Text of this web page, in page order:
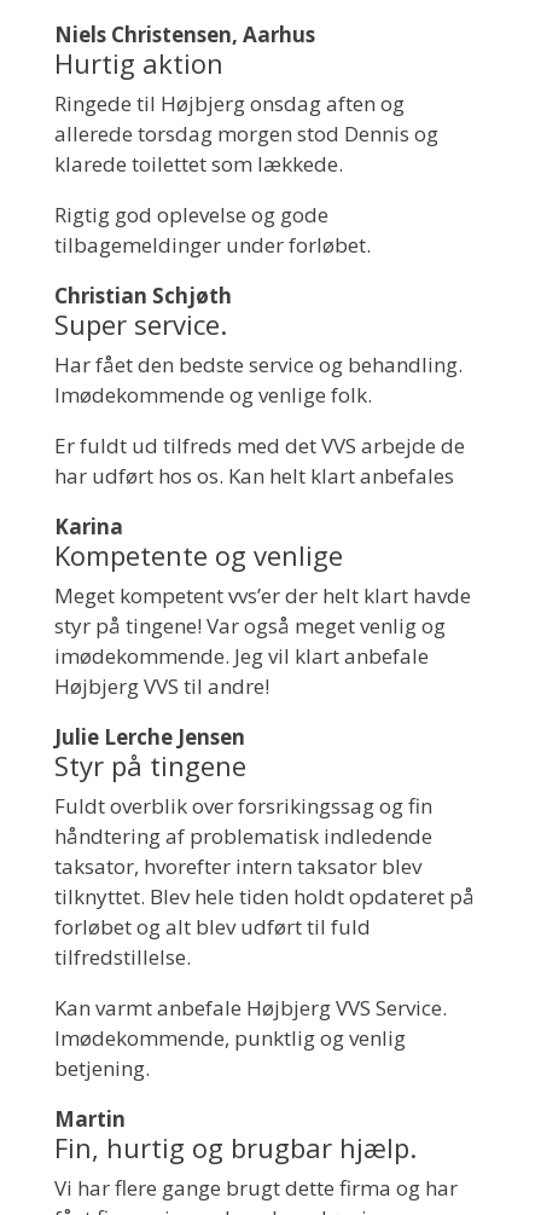
Niels Christensen, Aarhus
Hurtig aktion
Ringede til Højbjerg onsdag aften og
allerede torsdag morgen stod Dennis og
klarede toilettet som lækkede.
Rigtig god oplevelse og gode
tilbagemeldinger under forløbet.
Christian Schjøth
Super service.
Har fået den bedste service og behandling.
Imødekommende og venlige folk.
Er fuldt ud tilfreds med det VVS arbejde de
har udført hos os. Kan helt klart anbefales
Karina
Kompetente og venlige
Meget kompetent vvs’er der helt klart havde
styr på tingene! Var også meget venlig og
imødekommende. Jeg vil klart anbefale
Højbjerg VVS til andre!
Julie Lerche Jensen
Styr på tingene
Fuldt overblik over forsrikingssag og fin
håndtering af problematisk indledende
taksator, hvorefter intern taksator blev
tilknyttet. Blev hele tiden holdt opdateret på
forløbet og alt blev udført til fuld
tilfredstillelse.
Kan varmt anbefale Højbjerg VVS Service.
Imødekommende, punktlig og venlig
betjening.
Martin
Fin, hurtig og brugbar hjælp.
Vi har flere gange brugt dette firma og har